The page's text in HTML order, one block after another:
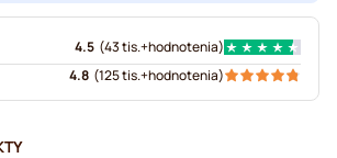
4.5 (43 tis.+hodnotenia)
4.8 (125 tis.+hodnotenia)